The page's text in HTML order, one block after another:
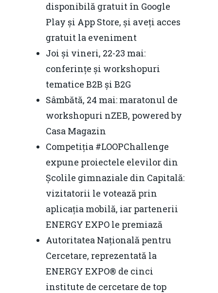
disponibilă gratuit în Google
Play și App Store, și aveți acces
gratuit la eveniment
Joi și vineri, 22-23 mai:
conferințe și workshopuri
tematice B2B și B2G
Sâmbătă, 24 mai: maratonul de
workshopuri nZEB, powered by
Casa Magazin
Competiția #LOOPChallenge
expune proiectele elevilor din
Școlile gimnaziale din Capitală:
vizitatorii le votează prin
aplicația mobilă, iar partenerii
ENERGY EXPO le premiază
Autoritatea Națională pentru
Cercetare, reprezentată la
ENERGY EXPO® de cinci
institute de cercetare de top